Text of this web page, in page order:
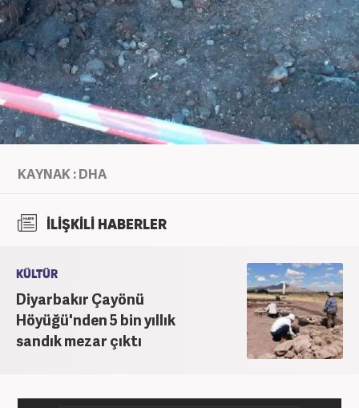
KAYNAK : DHA
İLİŞKİLİ HABERLER
KÜLTÜR
Diyarbakır Çayönü
Höyüğü'nden 5 bin yıllık
sandık mezar çıktı